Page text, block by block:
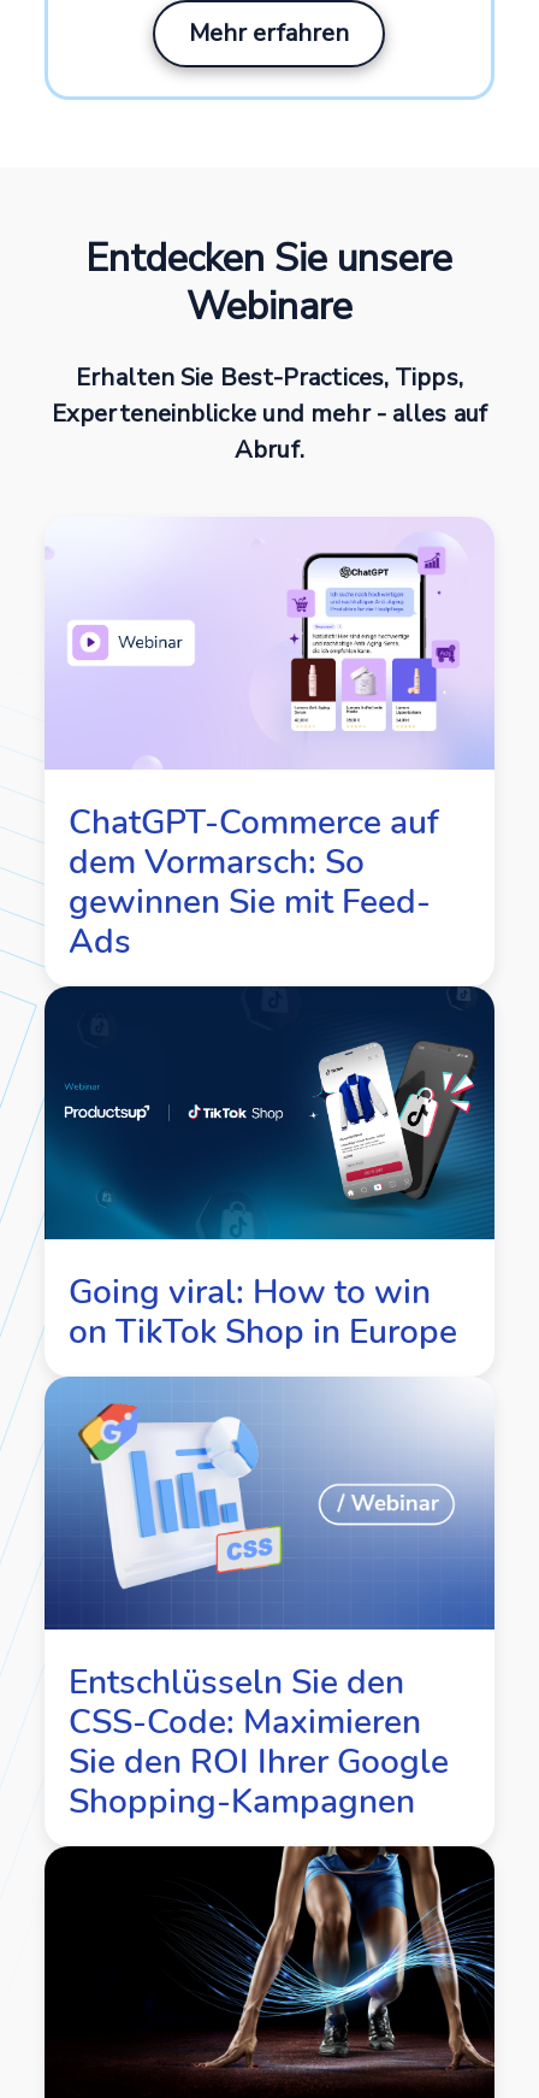
Mehr erfahren
Entdecken Sie unsere
Webinare
Erhalten Sie Best-Practices, Tipps,
Experteneinblicke und mehr - alles auf
Abruf.
ChatGPT-Commerce auf
dem Vormarsch: So
gewinnen Sie mit Feed-
Ads
Going viral: How to win
on TikTok Shop in Europe
Entschlüsseln Sie den
CSS-Code: Maximieren
Sie den ROI Ihrer Google
Shopping-Kampagnen